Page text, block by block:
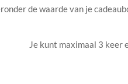
de waarde van je
Je kunt maximaal 3 keer